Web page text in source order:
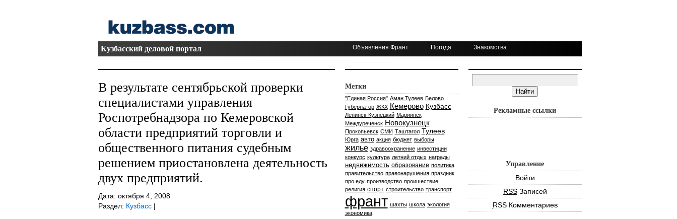
Кузбасский деловой портал Объявления Франт Погода Знакомства
В результате сентябрьской проверки
специалистами управления
Роспотребнадзора по Кемеровской
области предприятий торговли и
общественного питания судебным
решением приостановлена деятельность
двух предприятий.
Дата: октября 4, 2008
Раздел: Кузбасс|
Метки
"Единая Россия" Аман Тулеев Белово
Губернатор ЖКХ Кемерово Кузбасс
Ленинск-Кузнецкий Мариинск
Междуреченск Новокузнецк
Прокопьевск СМИ Таштагол Тулеев
Юрга авто акция бюджет выборы
жилье здравоохранение инвестиции
конкурс культура летний отдых награды
недвижимость образование политика
правительство правонарушения праздник
про еду производство проишествие
религия спорт строительство транспорт
франт шахты школа экология
экономика
Рекламные ссылки
Управление
Войти
RSSЗаписей
RSSКомментариев